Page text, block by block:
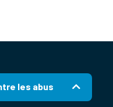
les abus